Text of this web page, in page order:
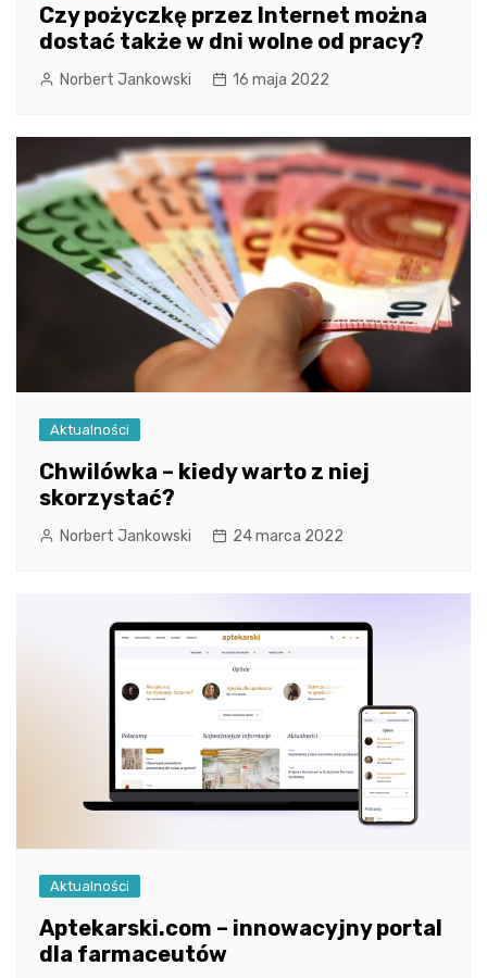
Czy pożyczkę przez Internet można
dostać także w dni wolne od pracy?
Norbert Jankowski 16 maja 2022
Aktualności
Chwilówka – kiedy warto z niej
skorzystać?
Norbert Jankowski 24 marca 2022
Aktualności
Aptekarski.com – innowacyjny portal
dla farmaceutów